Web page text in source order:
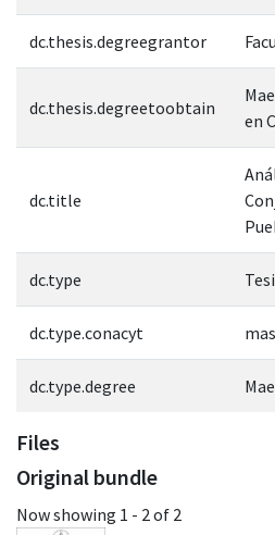
dc.thesis.degreegrantor
dc.thesis.degreetoobtain
en
dc.title
dc.type
dc.type.conacyt
dc.type.degree
Files
Original bundle
Now showing 1 - 2 of 2